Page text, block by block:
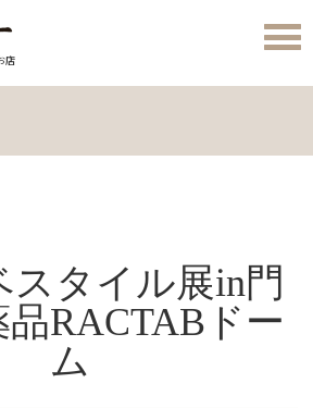
店
スタイル展in門
RACTABドー
ム